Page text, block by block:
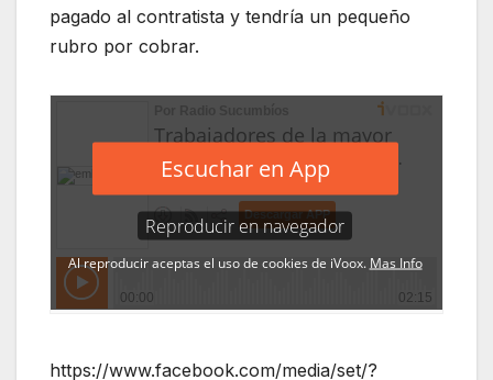
pagado al contratista y tendría un pequeño
rubro por cobrar.
https://www.facebook.com/media/set/?